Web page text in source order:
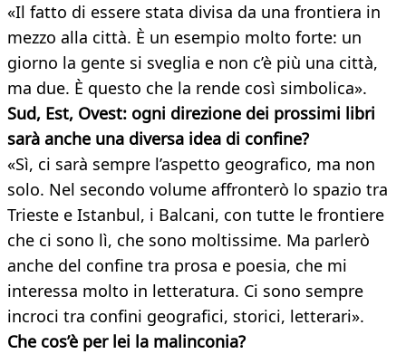
«Il fatto di essere stata divisa da una frontiera in
mezzo alla città. È un esempio molto forte: un
giorno la gente si sveglia e non c’è più una città,
ma due. È questo che la rende così simbolica».
Sud, Est, Ovest: ogni direzione dei prossimi libri
sarà anche una diversa idea di confine?
«Sì, ci sarà sempre l’aspetto geografico, ma non
solo. Nel secondo volume affronterò lo spazio tra
Trieste e Istanbul, i Balcani, con tutte le frontiere
che ci sono lì, che sono moltissime. Ma parlerò
anche del confine tra prosa e poesia, che mi
interessa molto in letteratura. Ci sono sempre
incroci tra confini geografici, storici, letterari».
Che cos’è per lei la malinconia?